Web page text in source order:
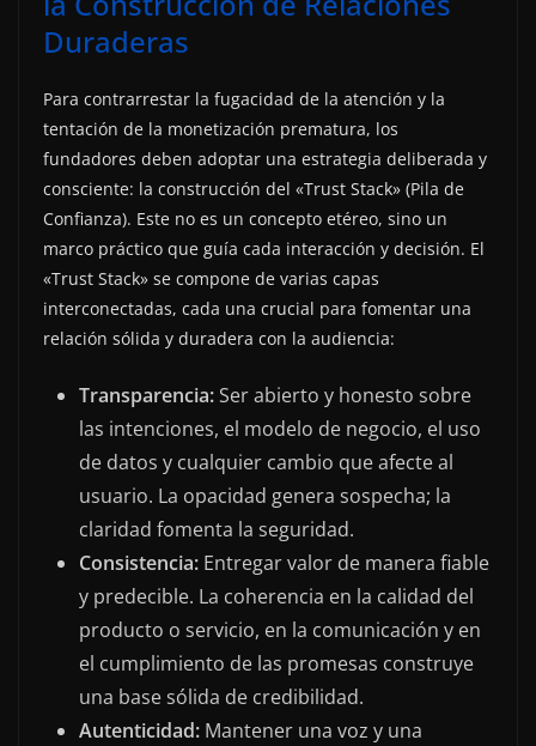
Duraderas
Para contrarrestar la fugacidad de la atención y la
tentación de la monetización prematura, los
fundadores deben adoptar una estrategia deliberada y
consciente: la construcción del «Trust Stack» (Pila de
Confianza). Este no es un concepto etéreo, sino un
marco práctico que guía cada interacción y decisión. El
«Trust Stack» se compone de varias capas
interconectadas, cada una crucial para fomentar una
relación sólida y duradera con la audiencia:
Transparencia:Ser abierto y honesto sobre
las intenciones, el modelo de negocio, el uso
de datos y cualquier cambio que afecte al
usuario. La opacidad genera sospecha; la
claridad fomenta la seguridad.
Consistencia: Entregar valor de manera fiable
y predecible. La coherencia en la calidad del
producto o servicio, en la comunicación y en
el cumplimiento de las promesas construye
una base sólida de credibilidad.
Autenticidad: Mantener una voz y una